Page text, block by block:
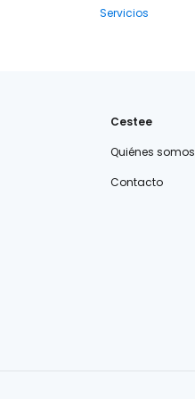
Servicios
Cestee
Quiénes somos
Contacto